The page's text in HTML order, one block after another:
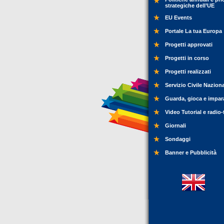
strategiche dell’UE
EU Events
Portale La tua Europa
Progetti approvati
Progetti in corso
Progetti realizzati
Servizio Civile
Guarda, gioca e
Video Tutorial e
Giornali
Sondaggi
Banner e Pubblicità